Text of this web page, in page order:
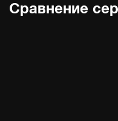
Сравнение